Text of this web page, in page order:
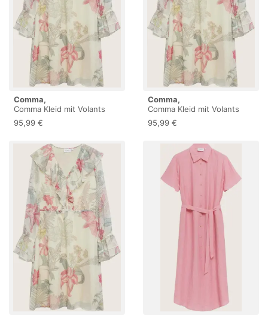
Comma,
Comma Kleid mit Volants
95,99 €
Comma,
Comma Kleid mit Volants
95,99 €